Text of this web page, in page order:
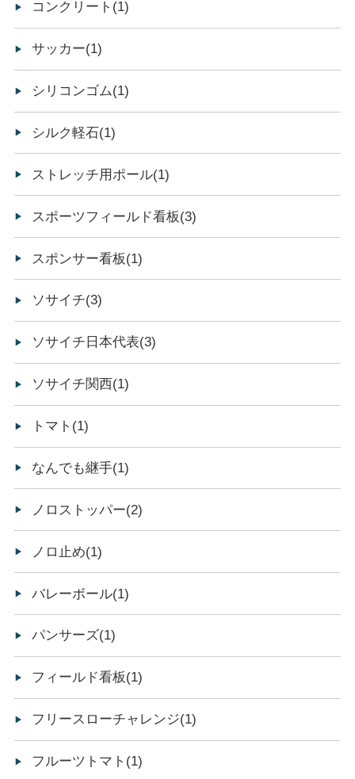
コンクリート(1)
サッカー(1)
シリコンゴム(1)
シルク軽石(1)
ストレッチ用ポール(1)
スポーツフィールド看板(3)
スポンサー看板(1)
ソサイチ(3)
ソサイチ日本代表(3)
ソサイチ関西(1)
トマト(1)
なんでも継手(1)
ノロストッパー(2)
ノロ止め(1)
バレーボール(1)
パンサーズ(1)
フィールド看板(1)
フリースローチャレンジ(1)
フルーツトマト(1)